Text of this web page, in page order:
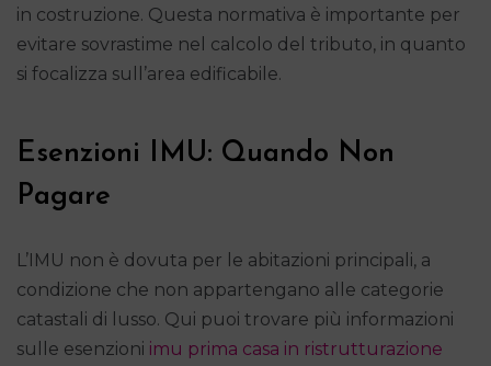
in costruzione. Questa normativa è importante per
evitare sovrastime nel calcolo del tributo, in quanto
si focalizza sull’area edificabile.
Esenzioni IMU: Quando Non
Pagare
L’IMU non è dovuta per le abitazioni principali, a
condizione che non appartengano alle categorie
catastali di lusso. Qui puoi trovare più informazioni
sulle esenzioni imu prima casa in ristrutturazione